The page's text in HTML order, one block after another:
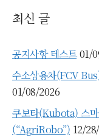
최신 글
공지사항 테스트 01/
수소상용차(FCV
01/08/2026
쿠보타(Kubota) 스
(“AgriRobo”) 12/